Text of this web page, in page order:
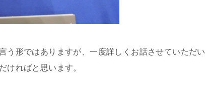
う形ではありますが、一度詳しくお話させていただい
ければと思います。